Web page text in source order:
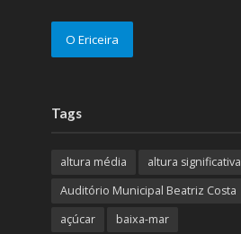
O Ericeira
Tags
altura média altura significativa
Auditório Municipal Beatriz Costa
açúcar
baixa-mar